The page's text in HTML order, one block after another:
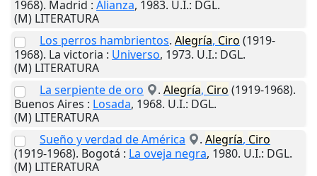
1968). Madrid : Alianza, 1983. U.I.: DGL.
(M) LITERATURA
Los perros hambrientos. Alegría, Ciro (1919-
1968). La victoria : Universo, 1973. U.I.: DGL.
(M) LITERATURA
La serpiente de oro
. Alegría, Ciro (1919-1968).
Buenos Aires : Losada, 1968. U.I.: DGL.
(M) LITERATURA
Sueño y verdad de América
. Alegría, Ciro
(1919-1968). Bogotá : La oveja negra, 1980. U.I.: DGL.
(M) LITERATURA